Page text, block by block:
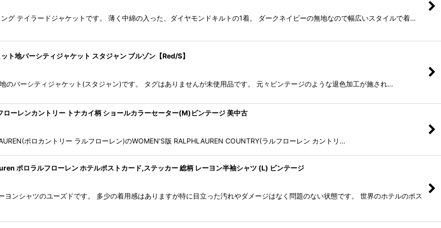
グ テイラードジャケットです。 薄く中綿の入った、ダイヤモンドキルトの1着。 ダークネイビーの無地なので幅広いスタイルで着…
地バーシティジャケット スタジャン ブルゾン【Red/S】
のバーシティジャケット(スタジャン)です。 タグはありませんが未使用品です。 元々ビンテージのような退色加工が施され…
ーレンカントリー トナカイ柄 ショールカラーセーター(M)ビンテージ 美中古
ポロカントリー ラルフローレン)のWOMEN'S版 RALPHLAUREN COUNTRY(ラルフローレン カントリ…
ポロラルフローレン ホテルポストカード,ステッカー 総柄 レーヨン半袖シャツ (L) ビンテージ
ンシャツのユーズドです。 多少の着用感はありますが特に目立った汚れやダメージはなく問題のない状態です。 世界のホテルのポス